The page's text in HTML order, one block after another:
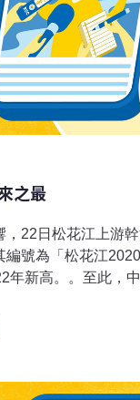
之最
22日松花江上游
號為「松花江
年新高。。至此，
計以來之最。據統
期偏多13%，為
（超出安全保障水